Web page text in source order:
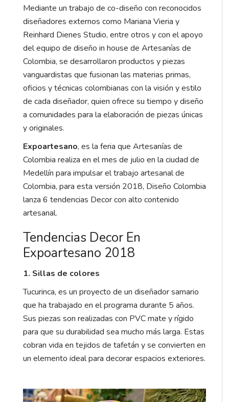
Mediante un trabajo de co-diseño con reconocidos
diseñadores externos como Mariana Vieria y
Reinhard Dienes Studio, entre otros y con el apoyo
del equipo de diseño in house de Artesanías de
Colombia, se desarrollaron productos y piezas
vanguardistas que fusionan las materias primas,
oficios y técnicas colombianas con la visión y estilo
de cada diseñador, quien ofrece su tiempo y diseño
a comunidades para la elaboración de piezas únicas
y originales.
Expoartesano, es la feria que Artesanías de
Colombia realiza en el mes de julio en la ciudad de
Medellín para impulsar el trabajo artesanal de
Colombia, para esta versión 2018, Diseño Colombia
lanza 6 tendencias Decor con alto contenido
artesanal.
Tendencias Decor En
Expoartesano 2018
1. Sillas de colores
Tucurinca, es un proyecto de un diseñador samario
que ha trabajado en el programa durante 5 años.
Sus piezas son realizadas con PVC mate y rígido
para que su durabilidad sea mucho más larga. Estas
cobran vida en tejidos de tafetán y se convierten en
un elemento ideal para decorar espacios exteriores.